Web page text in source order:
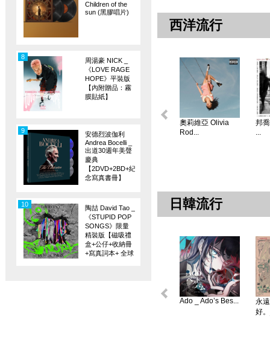
Children of the
sun (黑膠唱片)
周湯豪 NICK _
《LOVE RAGE
HOPE》平裝版
【內附贈品：霧
膜貼紙】
8
安德烈波伽利
Andrea Bocelli _
出道30週年美聲
慶典
【2DVD+2BD+紀
念寫真書冊】
9
陶喆 David Tao _
《STUPID POP
SONGS》限量
精裝版【磁吸禮
盒+公仔+收納冊
+寫真詞本+ 全球
10
西洋流行
奧莉維亞 Olivia
Rod...
邦
...
日韓流行
Ado _ Ado’s Bes...
永
好